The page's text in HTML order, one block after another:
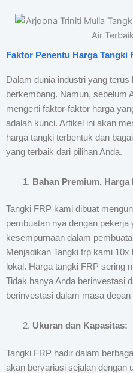
Faktor Penentu Harga Tangki
Dalam dunia industri yang
berkembang. Namun, sebelum
mengerti faktor-faktor harga
adalah kunci. Artikel ini akan
harga tangki terbentuk dan
yang terbaik dari pilihan Anda.
Bahan Premium, Harga
Tangki FRP kami dibuat
pembuatan nya dengan
kesempurnaan dalam
Menjadikan Tangki frp kami
lokal. Harga tangki FRP sering
Tidak hanya Anda berinvestasi
berinvestasi dalam masa
Ukuran dan Kapasitas:
Tangki FRP hadir dalam
akan bervariasi sejalan dengan